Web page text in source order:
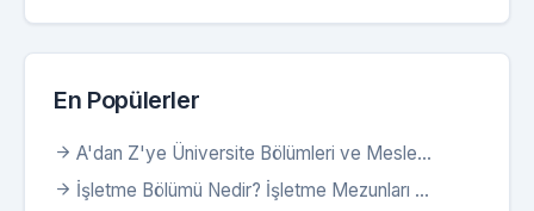
En Popülerler
A'dan Z'ye Üniversite Bölümleri ve Mesle...
İşletme Bölümü Nedir? İşletme Mezunları ...